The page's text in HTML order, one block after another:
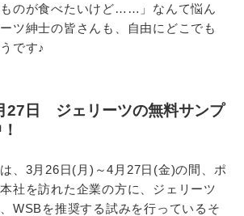
のが食べたいけど……」なんて悩ん
ツ紳士の皆さんも、自由にどこでも
です♪
27日 ジェリーツの無料サンプ
、3月26日(月)～4月27日(金)の間、ポ
社を訪れた企業の方に、ジェリーツ
WSBを推奨する試みを行っているそ